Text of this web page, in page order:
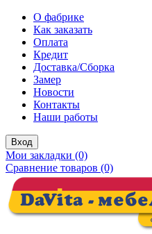
О фабрике
Как заказать
Оплата
Кредит
Доставка/Сборка
Замер
Новости
Контакты
Наши работы
Вход
Мои закладки (0)
Сравнение товаров (0)